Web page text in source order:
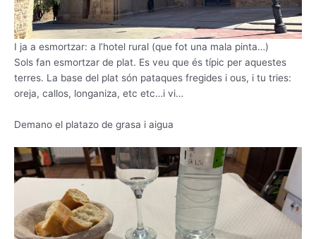
I ja a esmortzar: a l’hotel rural (que fot una mala pinta…)
Sols fan esmortzar de plat. Es veu que és típic per aquestes
terres. La base del plat són pataques fregides i ous, i tu tries:
oreja, callos, longaniza, etc etc…i vi…
Demano el platazo de grasa i aigua